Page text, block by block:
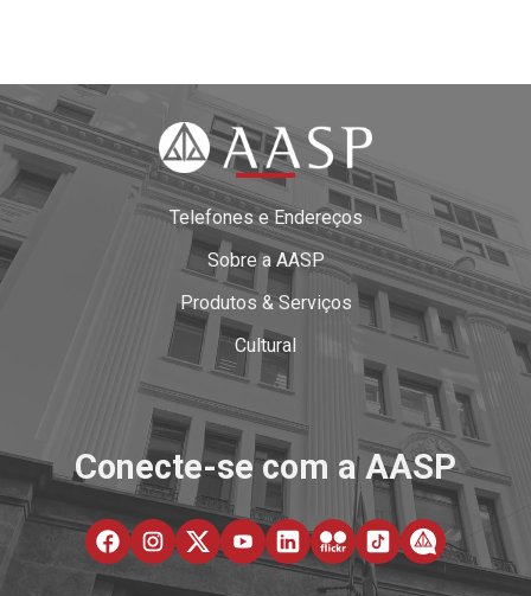
Telefones e Endereços
Sobre a AASP
Produtos & Serviços
Cultural
Conecte-se com a AASP